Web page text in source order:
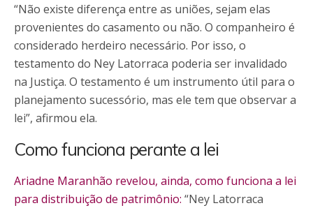
“Não existe diferença entre as uniões, sejam elas
provenientes do casamento ou não. O companheiro é
considerado herdeiro necessário. Por isso, o
testamento do Ney Latorraca poderia ser invalidado
na Justiça. O testamento é um instrumento útil para o
planejamento sucessório, mas ele tem que observar a
lei”, afirmou ela.
Como funciona perante a lei
Ariadne Maranhão revelou, ainda, como funciona a lei
para distribuição de patrimônio: “Ney Latorraca